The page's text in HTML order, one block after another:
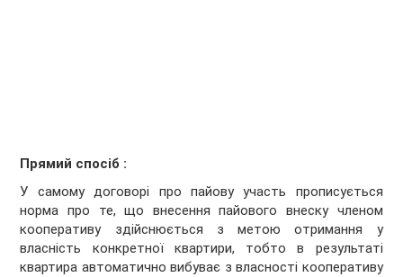
Прямий спосіб :
У самому договорі про пайову участь прописується
норма про те, що внесення пайового внеску членом
кооперативу здійснюється з метою отримання у
власність конкретної квартири, тобто в результаті
квартира автоматично вибуває з власності кооперативу